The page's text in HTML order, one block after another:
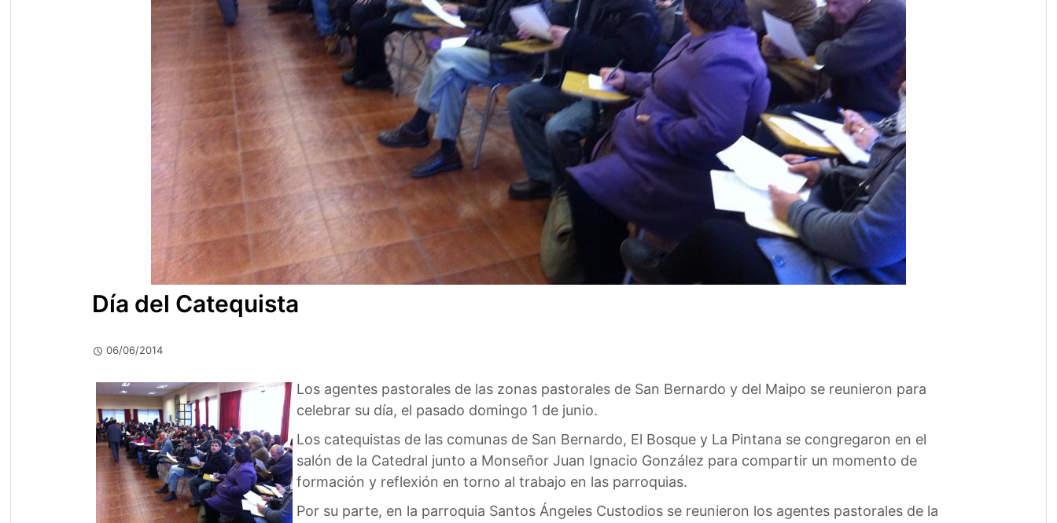
Día del Catequista
06/06/2014
Los agentes pastorales de las zonas pastorales de San Bernardo y del Maipo se reunieron para
celebrar su día, el pasado domingo 1 de junio.
Los catequistas de las comunas de San Bernardo, El Bosque y La Pintana se congregaron en el
salón de la Catedral junto a Monseñor Juan Ignacio González para compartir un momento de
formación y reflexión en torno al trabajo en las parroquias.
Por su parte, en la parroquia Santos Ángeles Custodios se reunieron los agentes pastorales de la